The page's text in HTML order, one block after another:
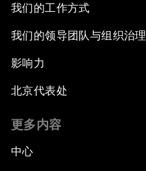
我们的工作方式
我们的领导团队与组织治理
影响力
北京代表处
更多内容
中心